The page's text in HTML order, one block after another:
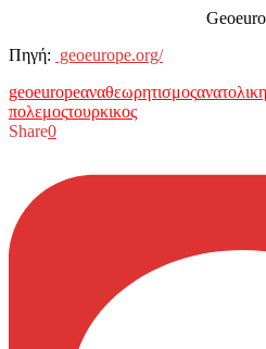
Πηγή: geoeurope.org/
geoeuropeαναθεωρητισμος
πολεμοςτουρκικος
Share0